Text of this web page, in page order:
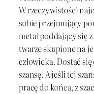
W rzeczywistości
sobie przejmujący
metal poddający się
twarze skupione na
człowieka. Dostać
szansę. A jeśli tej
pracę do końca, z